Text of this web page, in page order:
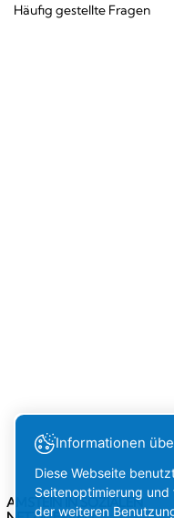
Häufig gestellte Fragen
AMSTEIN IN SOZIALEN
Informationen
Diese Webseite
Seitenoptimierung
der weiteren